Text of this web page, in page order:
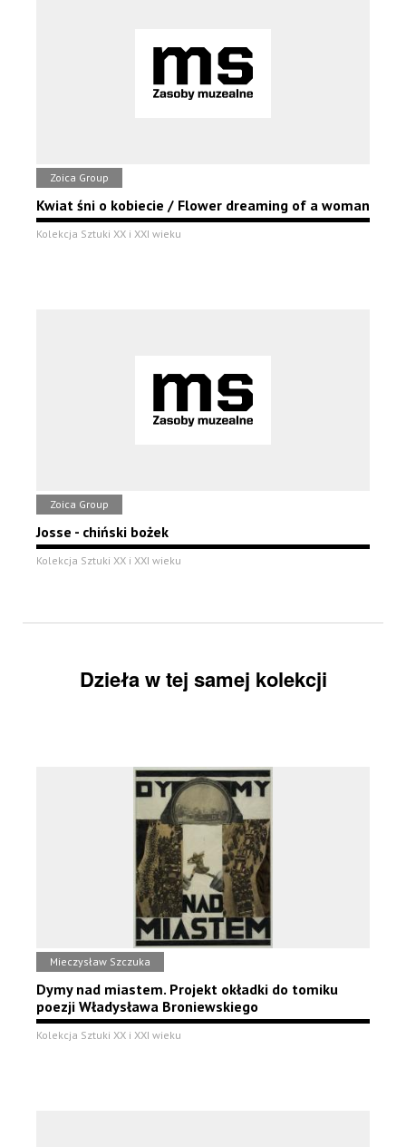
Zoica Group
Kwiat śni o kobiecie / Flower dreaming of a woman
Kolekcja Sztuki XX i XXI wieku
Zoica Group
Josse - chiński bożek
Kolekcja Sztuki XX i XXI wieku
Dzieła w tej samej kolekcji
Mieczysław Szczuka
Dymy nad miastem. Projekt okładki do tomiku
poezji Władysława Broniewskiego
Kolekcja Sztuki XX i XXI wieku